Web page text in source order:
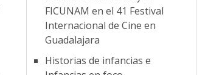
FICUNAM en el 41 Festival
Internacional de Cine en
Guadalajara
Historias de infancias e